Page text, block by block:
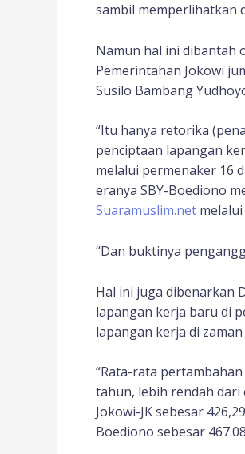
sambil memperlihatkan
Namun hal ini dibantah
Pemerintahan Jokowi
Susilo Bambang
“Itu hanya retorika
penciptaan lapangan
melalui permenaker 16
eranya SBY-Boediono
Suaramuslim.net
“Dan buktinya
Hal ini juga dibenarkan
lapangan kerja baru di
lapangan kerja di
“Rata-rata
tahun, lebih rendah dari
Jokowi-JK sebesar
Boediono sebesar